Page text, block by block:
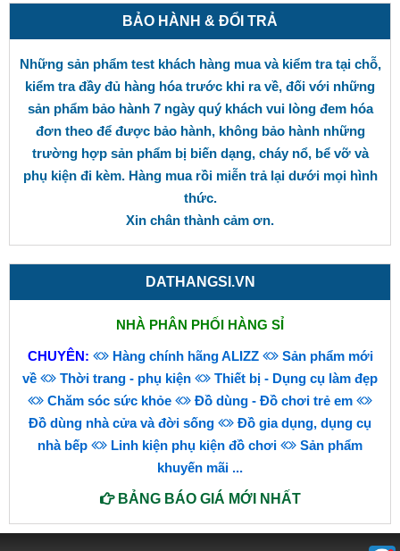
BẢO HÀNH & ĐỔI TRẢ
Những sản phẩm test khách hàng mua và kiểm tra tại chỗ,
kiểm tra đầy đủ hàng hóa trước khi ra về, đối với những
sản phẩm bảo hành 7 ngày quý khách vui lòng đem hóa
đơn theo để được bảo hành, không bảo hành những
trường hợp sản phẩm bị biến dạng, cháy nổ, bể vỡ và
phụ kiện đi kèm. Hàng mua rồi miễn trả lại dưới mọi hình
thức.
Xin chân thành cảm ơn.
DATHANGSI.VN
NHÀ PHÂN PHỐI HÀNG SỈ
CHUYÊN: Hàng chính hãng ALIZZ
Sản phẩm mới
về
Thời trang - phụ kiện
Thiết bị - Dụng cụ làm đẹp
Chăm sóc sức khỏe
Đồ dùng - Đồ chơi trẻ em
Đồ dùng nhà cửa và đời sống
Đồ gia dụng, dụng cụ
nhà bếp
Linh kiện phụ kiện đồ chơi
Sản phẩm
khuyến mãi ...
BẢNG BÁO GIÁ MỚI NHẤT